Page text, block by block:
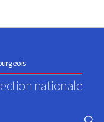
nationale